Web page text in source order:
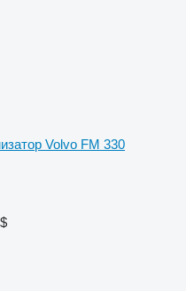
Volvo FM 330